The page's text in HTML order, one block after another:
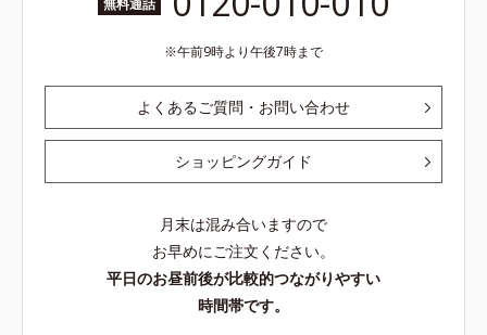
午前9時より午後7時まで
よくあるご質問・お問い合わせ
ショッピングガイド
月末は混み合いますので
お早めにご注文ください。
平日のお昼前後が比較的つながりやすい
時間帯です。